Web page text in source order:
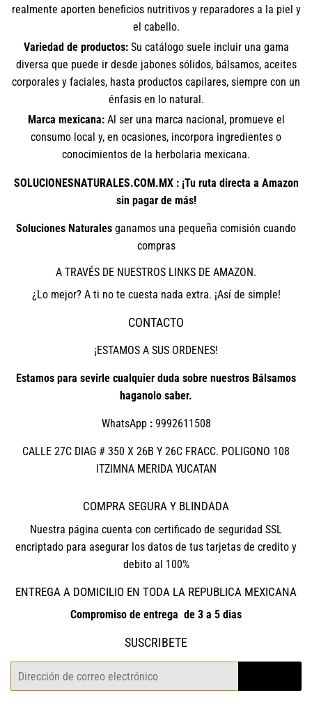
realmente aporten beneficios nutritivos y reparadores a la piel y
el cabello.
Variedad de productos:Su catálogo suele incluir una gama
diversa que puede ir desde jabones sólidos, bálsamos, aceites
corporales y faciales, hasta productos capilares, siempre con un
énfasis en lo natural.
Marca mexicana:Al ser una marca nacional, promueve el
consumo local y, en ocasiones, incorpora ingredientes o
conocimientos de la herbolaria mexicana.
SOLUCIONESNATURALES.COM.MX : ¡Tu ruta directa a Amazon
sin pagar de más!
Soluciones Naturales ganamos una pequeña comisión cuando
compras
A TRAVÉS DE NUESTROS LINKS DE AMAZON.
¿Lo mejor? A ti no te cuesta nada extra. ¡Así de simple!
CONTACTO
¡ESTAMOS A SUS ORDENES!
Estamos para sevirle cualquier duda sobre nuestros Bálsamos
haganolo saber.
WhatsApp : 9992611508
CALLE 27C DIAG # 350 X 26B Y 26C FRACC. POLIGONO 108
ITZIMNA MERIDA YUCATAN
COMPRA SEGURA Y BLINDADA
Nuestra página cuenta con certificado de seguridad SSL
encriptado para asegurar los datos de tus tarjetas de credito y
debito al 100%
ENTREGA A DOMICILIO EN TODA LA REPUBLICA MEXICANA
Compromiso de entrega de 3 a 5 dias
SUSCRIBETE
Correo